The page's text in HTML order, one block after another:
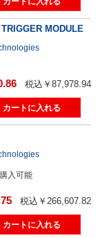
TRIGGER MODULE
税込￥87,978.94
入可能
税込￥266,607.82